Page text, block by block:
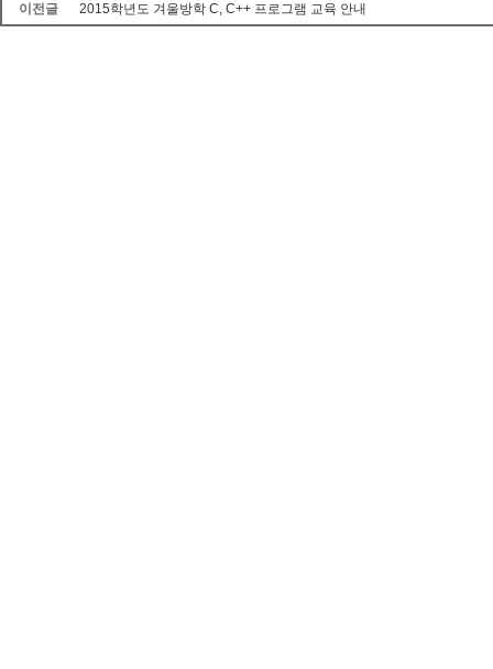
이전글
2015학년도 겨울방학 C, C++ 프로그램 교육 안내